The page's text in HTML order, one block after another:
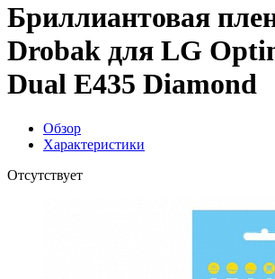
Бриллиантовая
Drobak для LG
Dual E435 Diamond
Обзор
Характеристики
Отсутствует